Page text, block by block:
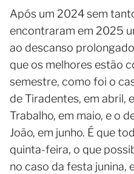
Após um 2024 sem
encontraram em 2025
ao descanso
que os melhores estão
semestre, como foi o
de Tiradentes, em abril,
Trabalho, em maio, e o
João, em junho. É que
quinta-feira, o que
no caso da festa junina,